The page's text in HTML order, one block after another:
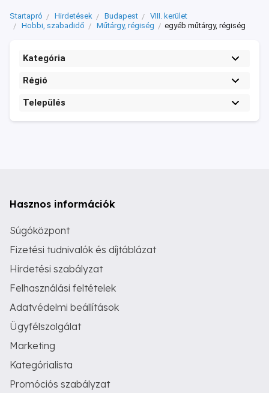
Startapró Hirdetések Budapest
VIII. kerület
Hobbi, szabadidő
Műtárgy, régiség egyéb műtárgy, régiség
Kategória
Régió
Település
Hasznos információk
Súgóközpont
Fizetési tudnivalók és díjtáblázat
Hirdetési szabályzat
Felhasználási feltételek
Adatvédelmi beállítások
Ügyfélszolgálat
Marketing
Kategórialista
Promóciós szabályzat